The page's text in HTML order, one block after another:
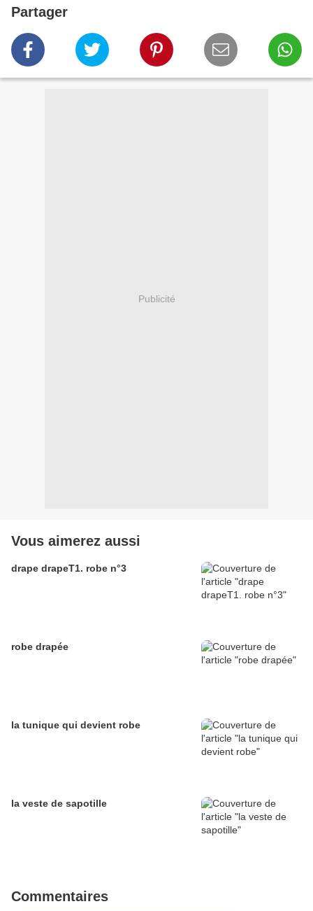
Partager
Publicité
Vous aimerez aussi
drape drapeT1. robe n°3
robe drapée
la tunique qui devient robe
la veste de sapotille
Commentaires